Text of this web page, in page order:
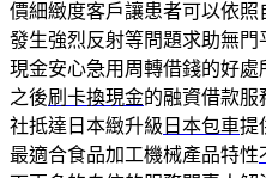
價細緻度客戶讓患者可以依照
發生強烈反射等問題求助無門
現金安心急用周轉借錢的好
之後刷卡換現金的融資借款服
社抵達日本緻升級 日本包車提
最適合食品加工機械產品特性